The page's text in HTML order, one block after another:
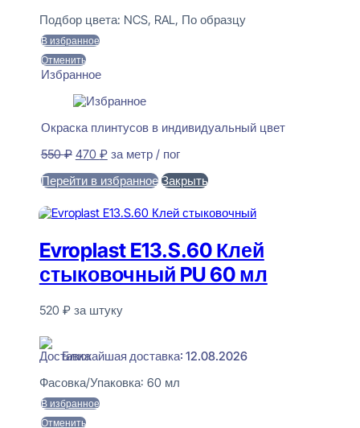
составляла
550 ₽.
470 ₽.
Подбор цвета: NCS, RAL, По образцу
В избранное
Отменить
Избранное
Окраска плинтусов в индивидуальный цвет
550₽ Первоначальная
составляла
470 ₽Текущая
470 ₽.
за метр / пог
Перейти в избранное Закрыть
Evroplast E13.S.60 Клей
стыковочный PU 60 мл
520 ₽ за штуку
Ближайшая доставка: 12.08.2026
Фасовка/Упаковка: 60 мл
В избранное
Отменить